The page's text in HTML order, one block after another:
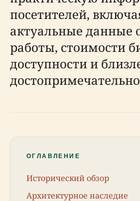
посетителей,
актуальные данные
работы, стоимости
доступности и
ОГЛАВЛЕНИЕ
Исторический обзор
Архитектурное наследие